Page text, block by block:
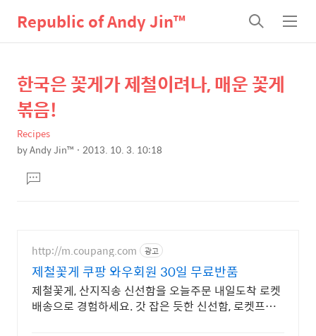
Republic of Andy Jin™
검
색
메
뉴
상
세
컨
텐
본
문
제
목
한국은 꽃게가 제철이려나, 매운 꽃게
볶음!
Recipes
byAndy Jin™ 2013. 10. 3. 10:18
문댓
글
http://m.coupang.com 광고
제철꽃게 쿠팡 와우회원 30일 무료반품
제철꽃게, 산지직송 신선함을 오늘주문 내일도착 로켓
배송으로 경험하세요. 갓 잡은 듯한 신선함, 로켓프레